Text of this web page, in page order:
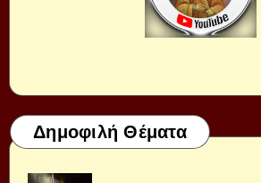
Δημοφιλή Θέματα